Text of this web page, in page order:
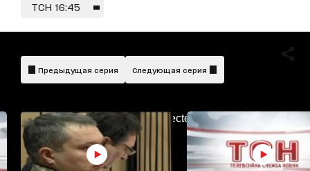
ТСН 16:45
AdBlockDetected!
Предыдущая серия Следующая серия